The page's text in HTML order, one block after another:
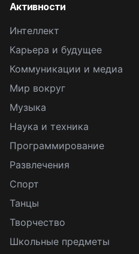
Активности
Интеллект
Карьера и будущее
Коммуникации и медиа
Мир вокруг
Музыка
Наука и техника
Программирование
Развлечения
Спорт
Танцы
Творчество
Школьные предметы